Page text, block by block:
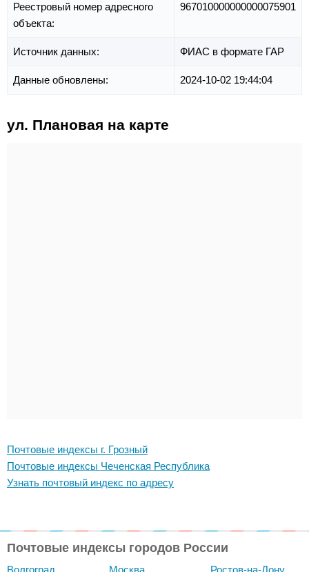
Реестровый номер адресного
объекта:
967010000000000075901
Источник данных: ФИАС в формате ГАР
Данные обновлены: 2024-10-02 19:44:04
ул. Плановая на карте
Почтовые индексы г. Грозный
Почтовые индексы Чеченская Республика
Узнать почтовый индекс по адресу
Почтовые индексы городов России
Волгоград Москва Ростов-на-Дону